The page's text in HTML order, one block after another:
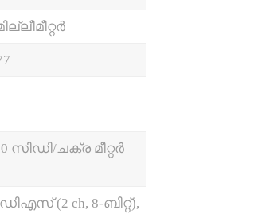
സിഡി/ചക്ര മീറ്റർ
(2 ch, 8-ബിറ്റ്),